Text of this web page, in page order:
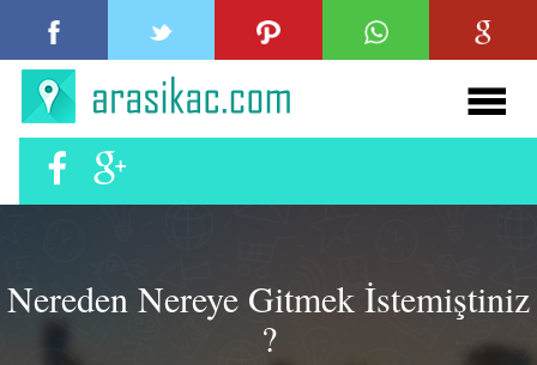
Nereden Nereye Gitmek İstemiştiniz
?